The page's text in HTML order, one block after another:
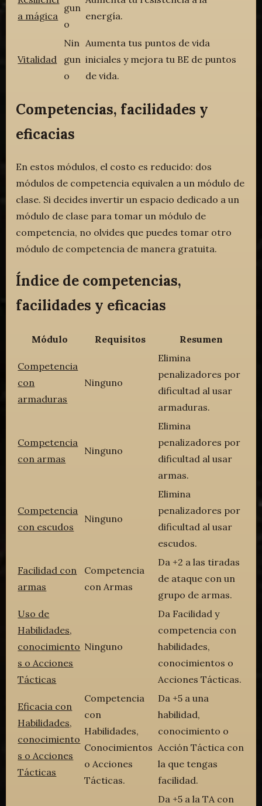
a mágica
gun
o
energía.
Vitalidad
Nin
gun
o
Aumenta tus puntos de vida
iniciales y mejora tu BE de puntos
de vida.
Competencias, facilidades y
eficacias
En estos módulos, el costo es reducido: dos
módulos de competencia equivalen a un módulo de
clase. Si decides invertir un espacio dedicado a un
módulo de clase para tomar un módulo de
competencia, no olvides que puedes tomar otro
módulo de competencia de manera gratuita.
Índice de competencias,
facilidades y eficacias
Módulo Requisitos Resumen
Competencia
con
armaduras
Ninguno
Elimina
penalizadores por
dificultad al usar
armaduras.
Competencia
con armas
Ninguno
Elimina
penalizadores por
dificultad al usar
armas.
Competencia
con escudos
Ninguno
Elimina
penalizadores por
dificultad al usar
escudos.
Facilidad con
armas
Competencia
con Armas
Da +2 a las tiradas
de ataque con un
grupo de armas.
Uso de
Habilidades,
conocimiento
s o Acciones
Tácticas
Ninguno
Da Facilidad y
competencia con
habilidades,
conocimientos o
Acciones Tácticas.
Eficacia con
Habilidades,
conocimiento
s o Acciones
Tácticas
Competencia
con
Habilidades,
Conocimientos
o Acciones
Tácticas.
Da +5 a una
habilidad,
conocimiento o
Acción Táctica con
la que tengas
facilidad.
Da +5 a la TA con